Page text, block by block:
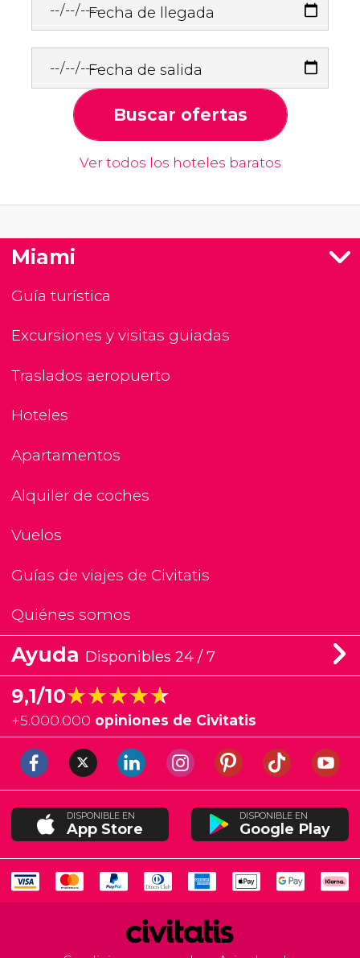
Fecha de llegada
Fecha de salida
Buscar ofertas
Ver todos los hoteles baratos
Miami
Guía turística
Excursiones y visitas guiadas
Traslados aeropuerto
Hoteles
Apartamentos
Alquiler de coches
Vuelos
Guías de viajes de Civitatis
Quiénes somos
Ayuda Disponibles 24 / 7
9,1/10★★★★★
★★★★★
+5.000.000 opiniones de Civitatis
DISPONIBLE EN
App Store
DISPONIBLE EN
Google Play